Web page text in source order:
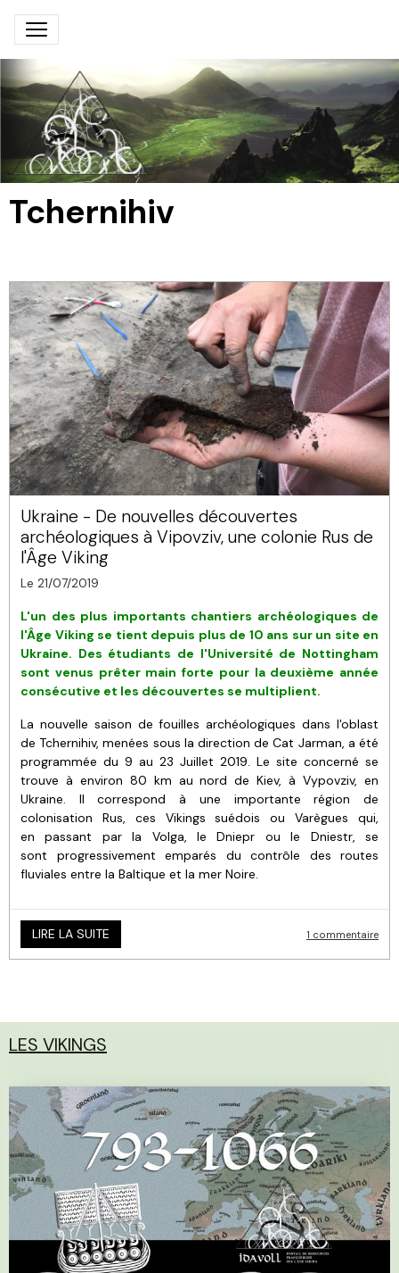
Tchernihiv
Ukraine - De nouvelles découvertes
archéologiques à Vipovziv, une colonie Rus de
l'Âge Viking
Le 21/07/2019
L'un des plus importants chantiers archéologiques de
l'Âge Viking se tient depuis plus de 10 ans sur un site en
Ukraine. Des étudiants de l'Université de Nottingham
sont venus prêter main forte pour la deuxième année
consécutive et les découvertes se multiplient.
La nouvelle saison de fouilles archéologiques dans l'oblast
de Tchernihiv, menées sous la direction de Cat Jarman, a été
programmée du 9 au 23 Juillet 2019. Le site concerné se
trouve à environ 80 km au nord de Kiev, à Vypovziv, en
Ukraine. Il correspond à une importante région de
colonisation Rus, ces Vikings suédois ou Varègues qui,
en passant par la Volga, le Dniepr ou le Dniestr, se
sont progressivement emparés du contrôle des routes
fluviales entre la Baltique et la mer Noire.
LIRE LA SUITE 1 commentaire
LES VIKINGS